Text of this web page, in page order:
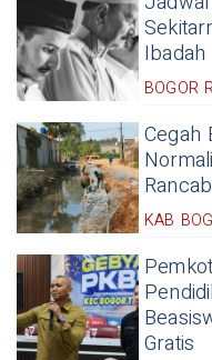
BOGOR
Cegah
KAB
Gratis